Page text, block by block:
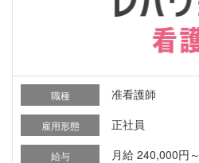
職種 准看護師
雇用形態 正社員
給与 月給 240,000円～